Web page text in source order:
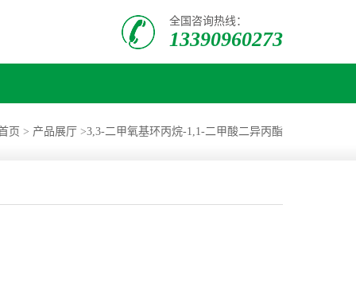
全国咨询热线：
13390960273
页 > 产品展厅 >3,3-二甲氧基环丙烷-1,1-二甲酸二异丙酯